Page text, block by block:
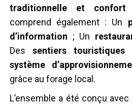
traditionnelle et confort
comprend également : Un
d’information ; Un
Dessentiers touristiques
système
grâce au forage local.
L’ensemble a été conçu